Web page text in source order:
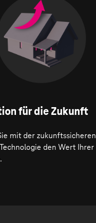
für die Zukunft
mit der zukunftssicheren
den Wert Ihrer